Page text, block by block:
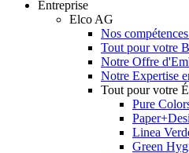
Entreprise
Elco AG
Nos
Tout pour votre
Notre Offre
Notre Expertise
Tout pour votre
Pure
Linea
Green